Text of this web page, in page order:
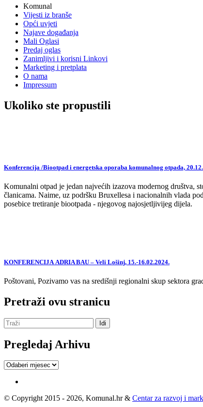
Komunal
Vijesti iz branše
Opći uvjeti
Najave događanja
Mali Oglasi
Predaj oglas
Zanimljivi i korisni Linkovi
Marketing i pretplata
O nama
Impressum
Ukoliko ste propustili
Konferencija /Biootpad i energetska oporaba komunalnog otpada,
Komunalni otpad je jedan najvećih izazova modernog društva,
članicama. Naime, uz podršku Bruxellesa i nacionalnih vlada
posebice tretiranje biootpada - njegovog najosjetljivijeg dijela.
KONFERENCIJA ADRIA BAU – Veli Lošinj, 15.-16.02.2024.
Poštovani, Pozivamo vas na središnji regionalni skup sektora
Pretraži ovu stranicu
Pregledaj Arhivu
Pregledaj
© Copyright 2015 - 2026, Komunal.hr & Centar za razvoj i